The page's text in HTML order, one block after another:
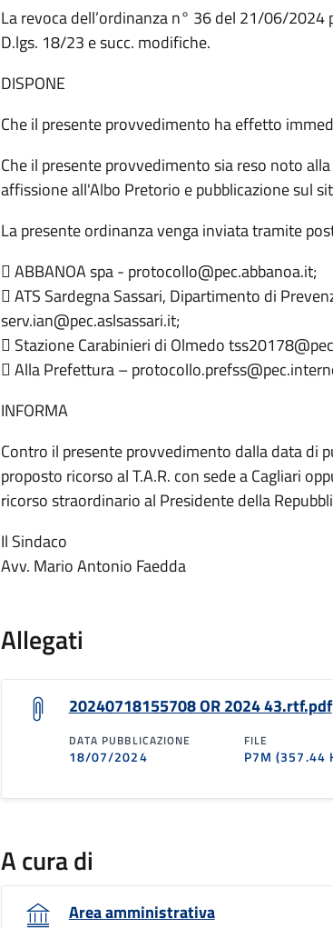
La revoca dell’ordinanza n° 36 del 21/06/
D.lgs. 18/23 e succ. modifiche.
DISPONE
Che il presente provvedimento ha effetto
Che il presente provvedimento sia reso noto
affissione all'Albo Pretorio e pubblicazione sul
La presente ordinanza venga inviata tramite
 ABBANOA spa - protocollo@pec.abbanoa.it;
 ATS Sardegna Sassari, Dipartimento di
serv.ian@pec.aslsassari.it;
 Stazione Carabinieri di Olmedo
 Alla Prefettura –
INFORMA
Contro il presente provvedimento dalla data di
proposto ricorso al T.A.R. con sede a Cagliari
ricorso straordinario al Presidente della
Il Sindaco
Avv. Mario Antonio Faedda
Allegati
20240718155708 OR 2024 43.rtf.pdf
DATA PUBBLICAZIONE
18/07/2024
FILE
P7M(357.44
A cura di
Area amministrativa